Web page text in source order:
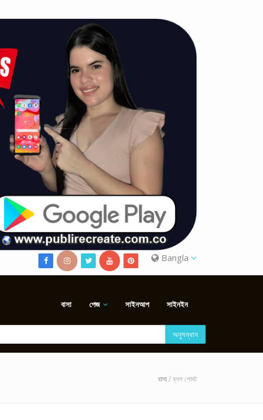
Bangla
বাসা পেজ সাইনআপ সাইনইন
অনুসন্ধান
বাসা/ ব্লগ পোস্ট